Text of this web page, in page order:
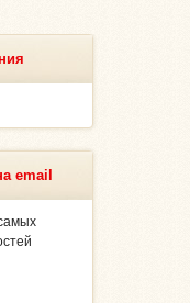
email